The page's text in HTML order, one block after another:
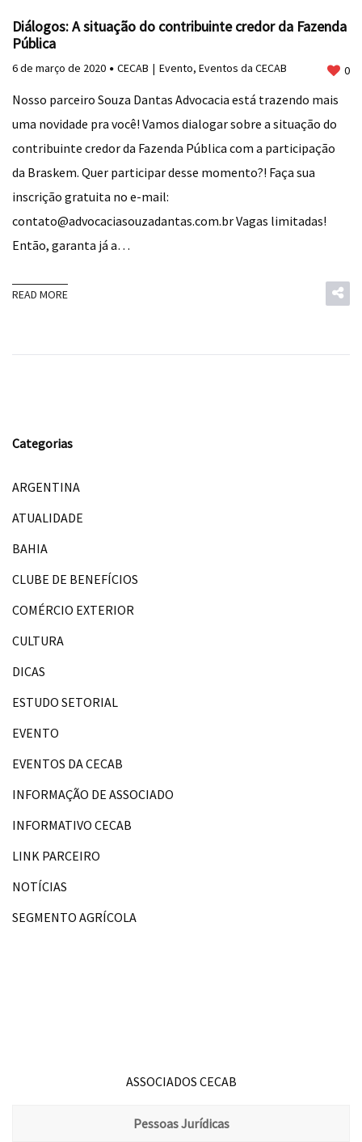
Diálogos: A situação do contribuinte credor da Fazenda
Pública
6 de março de 2020 CECAB Evento, Eventos da CECAB 0
Nosso parceiro Souza Dantas Advocacia está trazendo mais
uma novidade pra você! Vamos dialogar sobre a situação do
contribuinte credor da Fazenda Pública com a participação
da Braskem. Quer participar desse momento?! Faça sua
inscrição gratuita no e-mail:
contato@advocaciasouzadantas.com.br Vagas limitadas!
Então, garanta já a…
READ MORE
Categorias
ARGENTINA
ATUALIDADE
BAHIA
CLUBE DE BENEFÍCIOS
COMÉRCIO EXTERIOR
CULTURA
DICAS
ESTUDO SETORIAL
EVENTO
EVENTOS DA CECAB
INFORMAÇÃO DE ASSOCIADO
INFORMATIVO CECAB
LINK PARCEIRO
NOTÍCIAS
SEGMENTO AGRÍCOLA
ASSOCIADOS CECAB
Pessoas Jurídicas